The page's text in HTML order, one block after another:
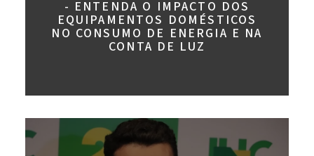
- ENTENDA O IMPACTO DOS
EQUIPAMENTOS DOMÉSTICOS
NO CONSUMO DE ENERGIA E NA
CONTA DE LUZ